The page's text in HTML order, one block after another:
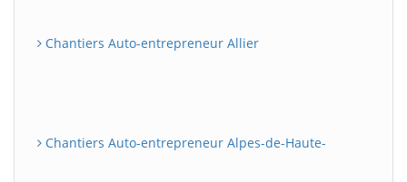
Chantiers Auto-entrepreneur Allier
Chantiers Auto-entrepreneur Alpes-de-Haute-